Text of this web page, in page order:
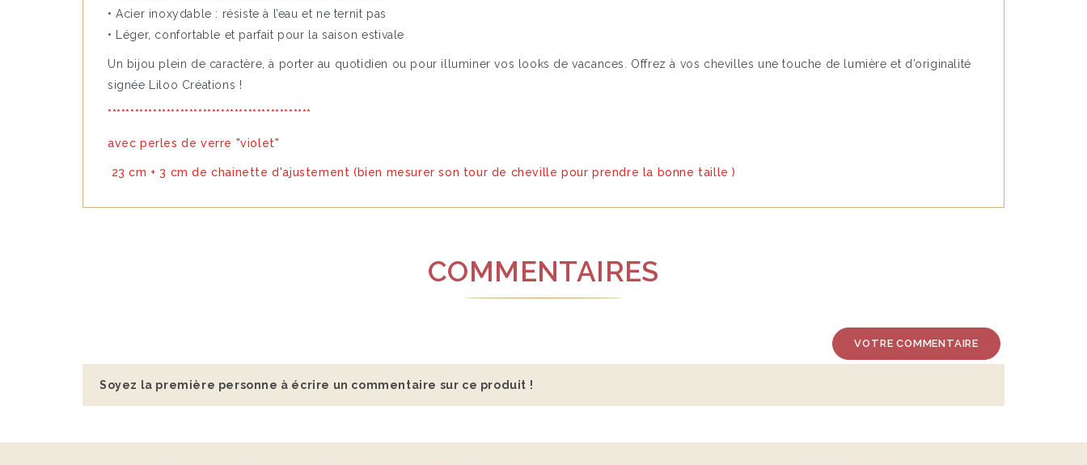
• Acier inoxydable : résiste à l’eau et ne ternit pas
• Léger, confortable et parfait pour la saison estivale
Un bijou plein de caractère, à porter au quotidien ou pour illuminer vos looks de vacances. Offrez à vos chevilles une touche de lumière et d’originalité
signée Liloo Créations !
*********************************************
avec perles de verre "violet"
23 cm + 3 cm de chainette d'ajustement (bien mesurer son tour de cheville pour prendre la bonne taille )
COMMENTAIRES
VOTRE COMMENTAIRE
Soyez la première personne à écrire un commentaire sur ce produit !